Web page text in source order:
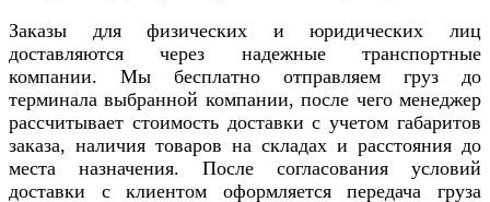
Заказы для физических и юридических лиц
доставляются через надежные транспортные
компании. Мы бесплатно отправляем груз до
терминала выбранной компании, после чего менеджер
рассчитывает стоимость доставки с учетом габаритов
заказа, наличия товаров на складах и расстояния до
места назначения. После согласования условий
доставки с клиентом оформляется передача груза